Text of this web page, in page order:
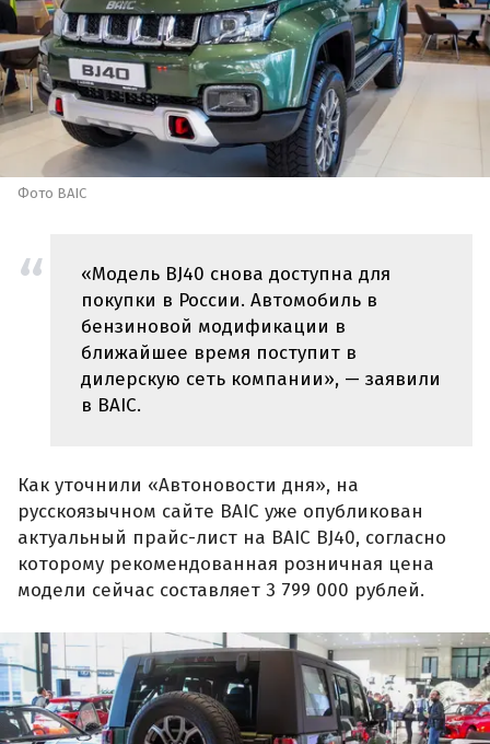
Фото BAIC
«Модель BJ40 снова доступна для
покупки в России. Автомобиль в
бензиновой модификации в
ближайшее время поступит в
дилерскую сеть компании», — заявили
в BAIC.
Как уточнили «Автоновости дня», на
русскоязычном сайте BAIC уже опубликован
актуальный прайс-лист на BAIC BJ40, согласно
которому рекомендованная розничная цена
модели сейчас составляет 3 799 000 рублей.